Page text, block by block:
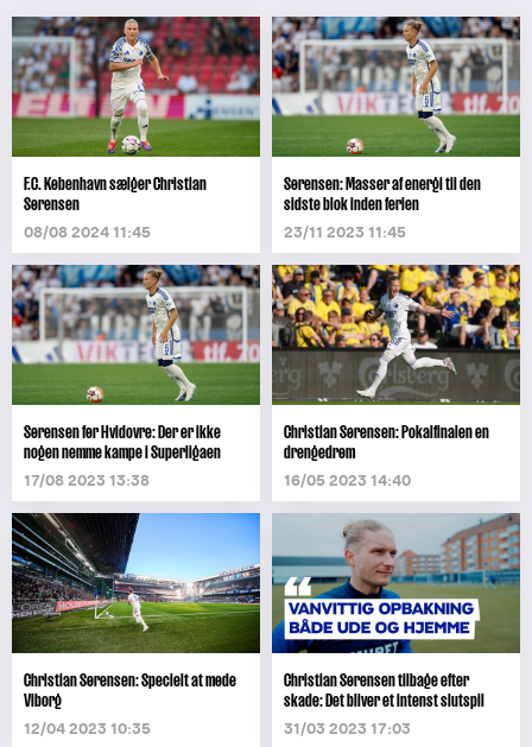
F.C. København sælger Christian
Sørensen
08/08 2024 11:45
Sørensen: Masser af energi til den
sidste blok inden ferien
23/11 2023 11:45
Sørensen før Hvidovre: Der er ikke
nogen nemme kampe i Superligaen
17/08 2023 13:38
Christian Sørensen: Pokalfinalen en
drengedrøm
16/05 2023 14:40
Christian Sørensen: Specielt at møde
Viborg
12/04 2023 10:35
Christian Sørensen tilbage efter
skade: Det bliver et intenst slutspil
31/03 2023 17:03